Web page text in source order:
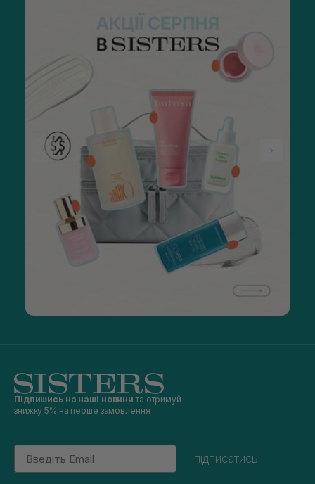
Підпишись на наші новини та отримуй
знижку 5% на перше замовлення
Email
підписатись